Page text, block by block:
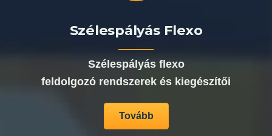
Szélespályás Flexo
Szélespályás flexo
feldolgozó rendszerek és kiegészítői
Tovább